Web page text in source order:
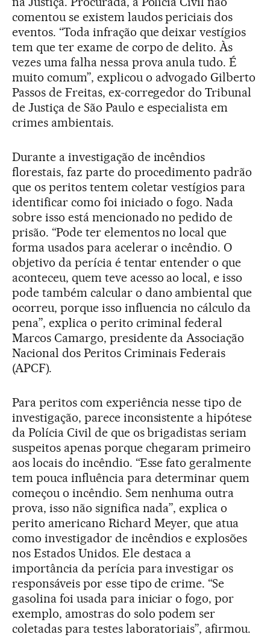
comentou se existem laudos periciais dos
eventos. “Toda infração que deixar vestígios
tem que ter exame de corpo de delito. Às
vezes uma falha nessa prova anula tudo. É
muito comum”, explicou o advogado Gilberto
Passos de Freitas, ex-corregedor do Tribunal
de Justiça de São Paulo e especialista em
crimes ambientais.
Durante a investigação de incêndios
florestais, faz parte do procedimento padrão
que os peritos tentem coletar vestígios para
identificar como foi iniciado o fogo. Nada
sobre isso está mencionado no pedido de
prisão. “Pode ter elementos no local que
forma usados para acelerar o incêndio. O
objetivo da perícia é tentar entender o que
aconteceu, quem teve acesso ao local, e isso
pode também calcular o dano ambiental que
ocorreu, porque isso influencia no cálculo da
pena”, explica o perito criminal federal
Marcos Camargo, presidente da Associação
Nacional dos Peritos Criminais Federais
(APCF).
Para peritos com experiência nesse tipo de
investigação, parece inconsistente a hipótese
da Polícia Civil de que os brigadistas seriam
suspeitos apenas porque chegaram primeiro
aos locais do incêndio. “Esse fato geralmente
tem pouca influência para determinar quem
começou o incêndio. Sem nenhuma outra
prova, isso não significa nada”, explica o
perito americano Richard Meyer, que atua
como investigador de incêndios e explosões
nos Estados Unidos. Ele destaca a
importância da perícia para investigar os
responsáveis por esse tipo de crime. “Se
gasolina foi usada para iniciar o fogo, por
exemplo, amostras do solo podem ser
coletadas para testes laboratoriais”, afirmou.